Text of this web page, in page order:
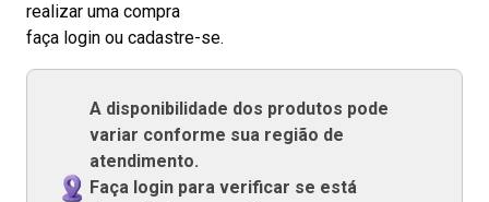
realizar uma compra
faça login ou cadastre-se.
A disponibilidade dos produtos pode
variar conforme sua região de
atendimento.
Faça login para verificar se está